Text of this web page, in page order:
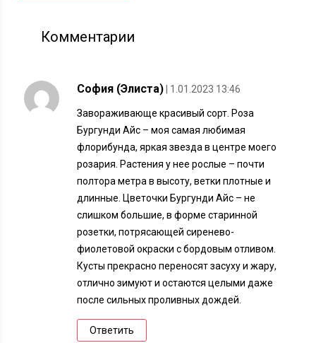
Комментарии
София (Элиста) | 1.01.2023 13:46
Завораживающе красивый сорт. Роза
Бургунди Айс – моя самая любимая
флорибунда, яркая звезда в центре моего
розария. Растения у нее рослые – почти
полтора метра в высоту, ветки плотные и
длинные. Цветочки Бургунди Айс – не
слишком большие, в форме старинной
розетки, потрясающей сиренево-
фиолетовой окраски с бордовым отливом.
Кусты прекрасно переносят засуху и жару,
отлично зимуют и остаются целыми даже
после сильных проливных дождей.
Ответить